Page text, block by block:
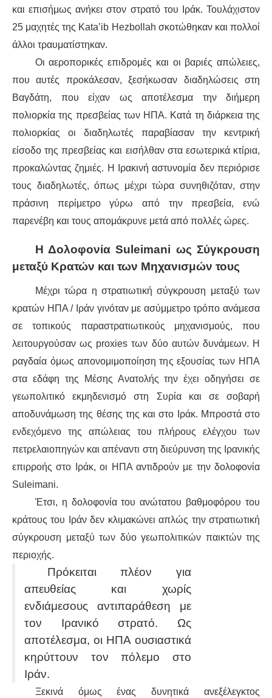
και επισήμως ανήκει στον στρατό του Ιράκ. Τουλάχιστον
25 μαχητές της Kata’ib Hezbollah σκοτώθηκαν και πολλοί
άλλοι τραυματίστηκαν.
Οι αεροπορικές επιδρομές και οι βαριές απώλειες,
που αυτές προκάλεσαν, ξεσήκωσαν διαδηλώσεις στη
Βαγδάτη, που είχαν ως αποτέλεσμα την διήμερη
πολιορκία της πρεσβείας των ΗΠΑ. Κατά τη διάρκεια της
πολιορκίας οι διαδηλωτές παραβίασαν την κεντρική
είσοδο της πρεσβείας και εισήλθαν στα εσωτερικά κτίρια,
προκαλώντας ζημιές. Η Ιρακινή αστυνομία δεν περιόρισε
τους διαδηλωτές, όπως μέχρι τώρα συνηθιζόταν, στην
πράσινη περίμετρο γύρω από την πρεσβεία, ενώ
παρενέβη και τους απομάκρυνε μετά από πολλές ώρες.
Η Δολοφονία Suleimani ως Σύγκρουση
μεταξύ Κρατών και των Μηχανισμών τους
Μέχρι τώρα η στρατιωτική σύγκρουση μεταξύ των
κρατών ΗΠΑ / Ιράν γινόταν με ασύμμετρο τρόπο ανάμεσα
σε τοπικούς παραστρατιωτικούς μηχανισμούς, που
λειτουργούσαν ως proxies των δύο αυτών δυνάμεων. Η
ραγδαία όμως απονομιμοποίηση της εξουσίας των ΗΠΑ
στα εδάφη της Μέσης Ανατολής την έχει οδηγήσει σε
γεωπολιτικό εκμηδενισμό στη Συρία και σε σοβαρή
αποδυνάμωση της θέσης της και στο Ιράκ. Μπροστά στο
ενδεχόμενο της απώλειας του πλήρους ελέγχου των
πετρελαιοπηγών και απέναντι στη διεύρυνση της Ιρανικής
επιρροής στο Ιράκ, οι ΗΠΑ αντιδρούν με την δολοφονία
Suleimani.
Έτσι, η δολοφονία του ανώτατου βαθμοφόρου του
κράτους του Ιράν δεν κλιμακώνει απλώς την στρατιωτική
σύγκρουση μεταξύ των δύο γεωπολιτικών παικτών της
περιοχής.
Πρόκειται πλέον για
απευθείας και χωρίς
ενδιάμεσους αντιπαράθεση με
τον Ιρανικό στρατό. Ως
αποτέλεσμα, οι ΗΠΑ ουσιαστικά
κηρύττουν τον πόλεμο στο
Ιράν.
Ξεκινά όμως ένας δυνητικά ανεξέλεγκτος